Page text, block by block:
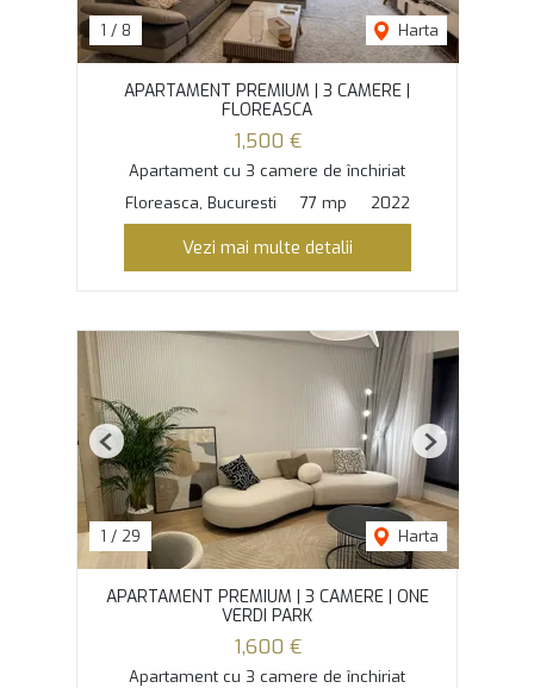
1 / 8 Harta
APARTAMENT PREMIUM | 3 CAMERE |
FLOREASCA
1,500 €
Apartament cu 3 camere de închiriat
Floreasca, Bucuresti
77 mp 2022
Vezi mai multe detalii
1 / 29 Harta
Previous Next
APARTAMENT PREMIUM | 3 CAMERE | ONE
VERDI PARK
1,600 €
Apartament cu 3 camere de închiriat